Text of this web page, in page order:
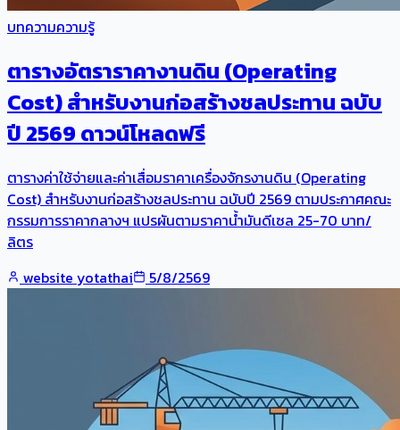
บทความความรู้
ตารางอัตราราคางานดิน (Operating
Cost) สำหรับงานก่อสร้างชลประทาน ฉบับ
ปี 2569 ดาวน์โหลดฟรี
ตารางค่าใช้จ่ายและค่าเสื่อมราคาเครื่องจักรงานดิน (Operating
Cost) สำหรับงานก่อสร้างชลประทาน ฉบับปี 2569 ตามประกาศคณะ
กรรมการราคากลางฯ แปรผันตามราคาน้ำมันดีเซล 25-70 บาท/
ลิตร
website yotathai
5/8/2569